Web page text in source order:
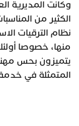
وكانت المديرية
الكثير من
نظام الترقيات
منها، خصوصا
يتميزون بحس
المتمثلة في